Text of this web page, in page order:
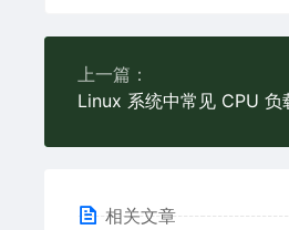
上一篇：
相关文章